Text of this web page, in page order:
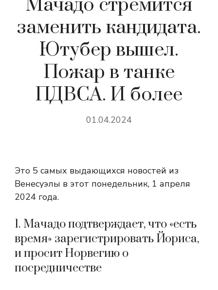
Мачадо стремится
заменить кандидата.
Ютубер вышел.
Пожар в танке
ПДВСА. И более
01.04.2024
Это 5 самых выдающихся новостей из
Венесуэлы в этот понедельник, 1 апреля
2024 года.
1. Мачадо подтверждает, что «есть
время» зарегистрировать Йориса,
и просит Норвегию о
посредничестве